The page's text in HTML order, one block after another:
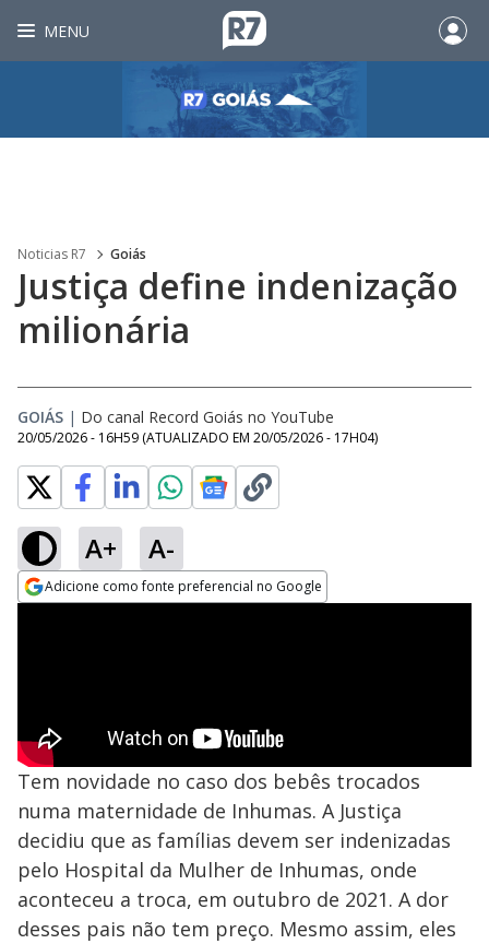
MENU
Noticias R7 Goiás
Justiça define indenização
milionária
GOIÁS | Do canal Record Goiás no YouTube
20/05/2026 - 16H59 (ATUALIZADO EM 20/05/2026 - 17H04)
A+ A-
Adicione como fonte preferencial no Google
Tem novidade no caso dos bebês trocados
numa maternidade de Inhumas. A Justiça
decidiu que as famílias devem ser indenizadas
pelo Hospital da Mulher de Inhumas, onde
aconteceu a troca, em outubro de 2021. A dor
desses pais não tem preço. Mesmo assim, eles